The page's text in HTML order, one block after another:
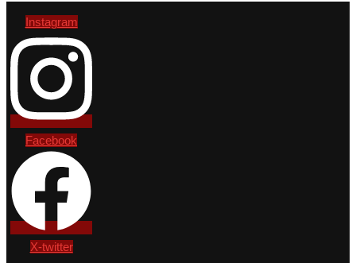
Instagram
Facebook
X-twitter